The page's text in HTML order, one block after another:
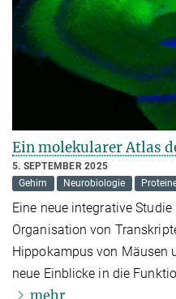
Ein molekularer Atlas
5. SEPTEMBER 2025
Gehirn
Neurobiologie
Eine neue integrative
Organisation von
Hippokampus von Mäusen
neue Einblicke in die
mehr